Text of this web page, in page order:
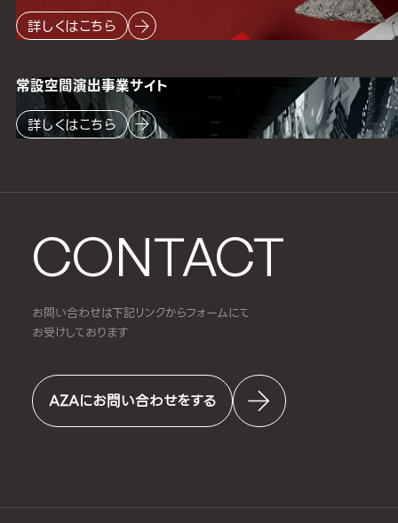
CONTACT
お問い合わせは下記リンクからフォームにて
お受けしております
AZAにお問い合わせをする
詳しくはこちら
常設空間演出事業サイト
詳しくはこちら